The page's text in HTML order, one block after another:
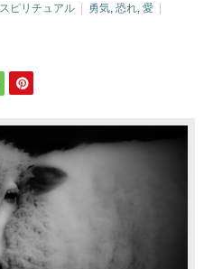
スピリチュアル 勇気 恐れ 愛